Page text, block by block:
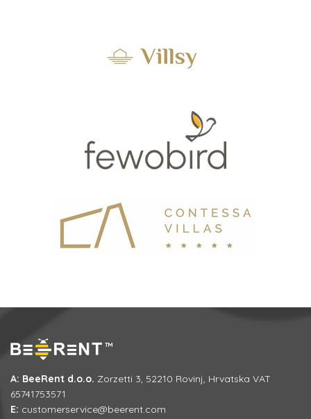
A: BeeRent d.o.o. Zorzetti 3, 52210 Rovinj, Hrvatska VAT
65741753571
E: customerservice@beerent.com